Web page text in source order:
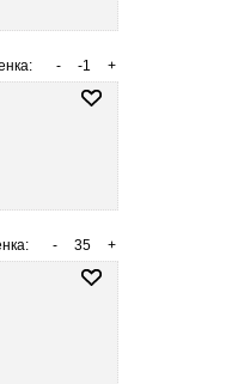
+
-1
-
+
35
-